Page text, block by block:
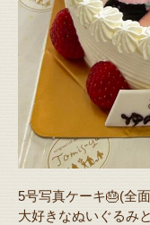
5号写真ケーキ🎂(全
大好きなぬいぐるみ